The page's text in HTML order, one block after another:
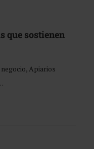
que sostienen
Apiarios